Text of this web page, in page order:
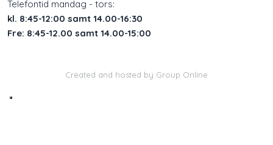
Telefontid mandag - tors:
kl. 8:45-12:00 samt 14.00-16:30
Fre: 8:45-12.00 samt 14.00-15:00
Created and hosted by Group Online